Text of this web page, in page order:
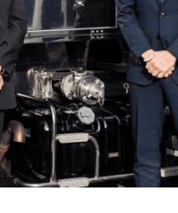
UI/UX
東武鉄道株式会社
今すぐダウンロード